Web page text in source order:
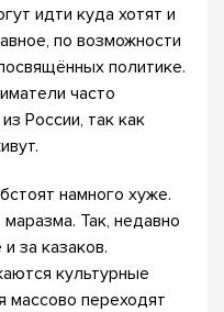
идти куда хотят и
по возможности
политике.
часто
России, так как
намного хуже.
Так, недавно
за казаков.
культурные
массово переходят